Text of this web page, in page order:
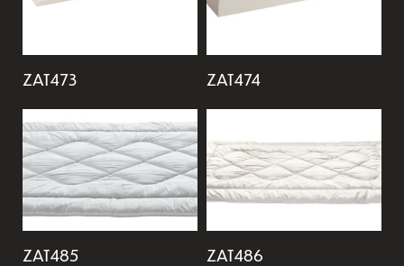
ZAT473 ZAT474
ZAT485 ZAT486